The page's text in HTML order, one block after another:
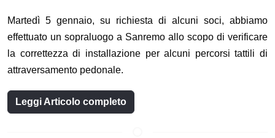
Martedì 5 gennaio, su richiesta di alcuni soci, abbiamo
effettuato un sopraluogo a Sanremo allo scopo di verificare
la correttezza di installazione per alcuni percorsi tattili di
attraversamento pedonale.
Leggi Articolo completo